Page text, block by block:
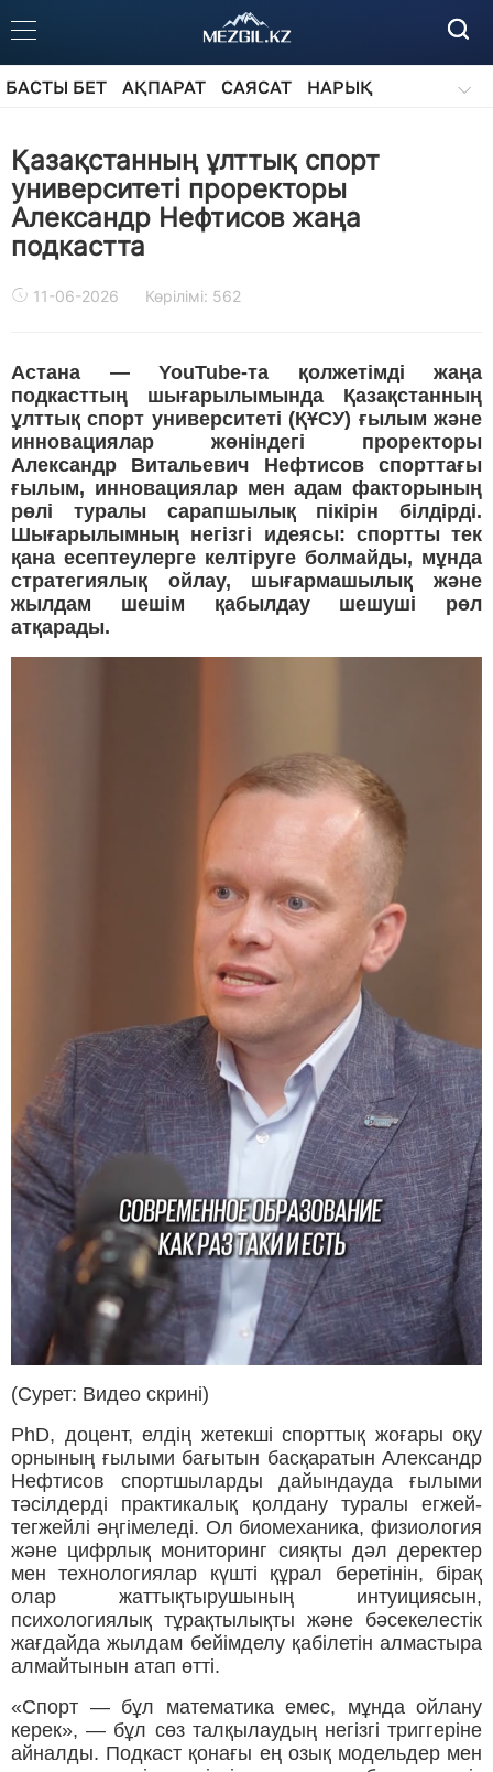
БАСТЫ БЕТ АҚПАРАТ САЯСАТ
НАРЫҚ
Қазақстанның ұлттық спорт
университеті проректоры
Александр Нефтисов жаңа
подкастта
11-06-2026 Көрілімі: 562
Астана — YouTube-та қолжетімді жаңа
подкасттың шығарылымында Қазақстанның
ұлттық спорт университеті (ҚҰСУ) ғылым және
инновациялар жөніндегі проректоры
Александр Витальевич Нефтисов спорттағы
ғылым, инновациялар мен адам факторының
рөлі туралы сарапшылық пікірін білдірді.
Шығарылымның негізгі идеясы: спортты тек
қана есептеулерге келтіруге болмайды, мұнда
стратегиялық ойлау, шығармашылық және
жылдам шешім қабылдау шешуші рөл
атқарады.
(Сурет: Видео скрині)
PhD, доцент, елдің жетекші спорттық жоғары оқу
орнының ғылыми бағытын басқаратын Александр
Нефтисов спортшыларды дайындауда ғылыми
тәсілдерді практикалық қолдану туралы егжей-
тегжейлі әңгімеледі. Ол биомеханика, физиология
және цифрлық мониторинг сияқты дәл деректер
мен технологиялар күшті құрал беретінін, бірақ
олар жаттықтырушының интуициясын,
психологиялық тұрақтылықты және бәсекелестік
жағдайда жылдам бейімделу қабілетін алмастыра
алмайтынын атап өтті.
«Спорт — бұл математика емес, мұнда ойлану
керек», — бұл сөз талқылаудың негізгі триггеріне
айналды. Подкаст қонағы ең озық модельдер мен